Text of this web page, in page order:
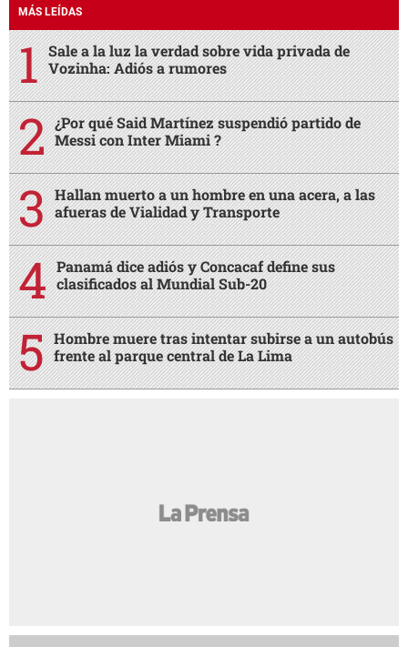
MÁS LEÍDAS
Sale a la luz la verdad sobre vida privada de
Vozinha: Adiós a rumores
¿Por qué Said Martínez suspendió partido de
Messi con Inter Miami ?
Hallan muerto a un hombre en una acera, a las
afueras de Vialidad y Transporte
Panamá dice adiós y Concacaf define sus
clasificados al Mundial Sub-20
Hombre muere tras intentar subirse a un autobús
frente al parque central de La Lima